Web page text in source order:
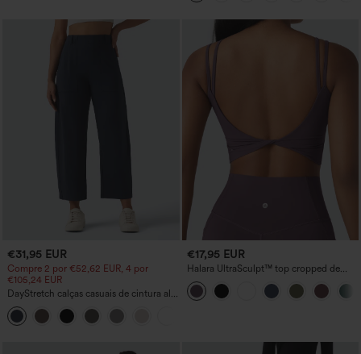
€31,95 EUR
Compre 2 por €52,62 EUR, 4 por
€105,24 EUR
DayStretch calças casuais de cintura alta
com corte 'barrel-leg' e bolsos
€17,95 EUR
Halara UltraSculpt™ top cropped de
yoga, costas nuas, com alças duplas
torcidas